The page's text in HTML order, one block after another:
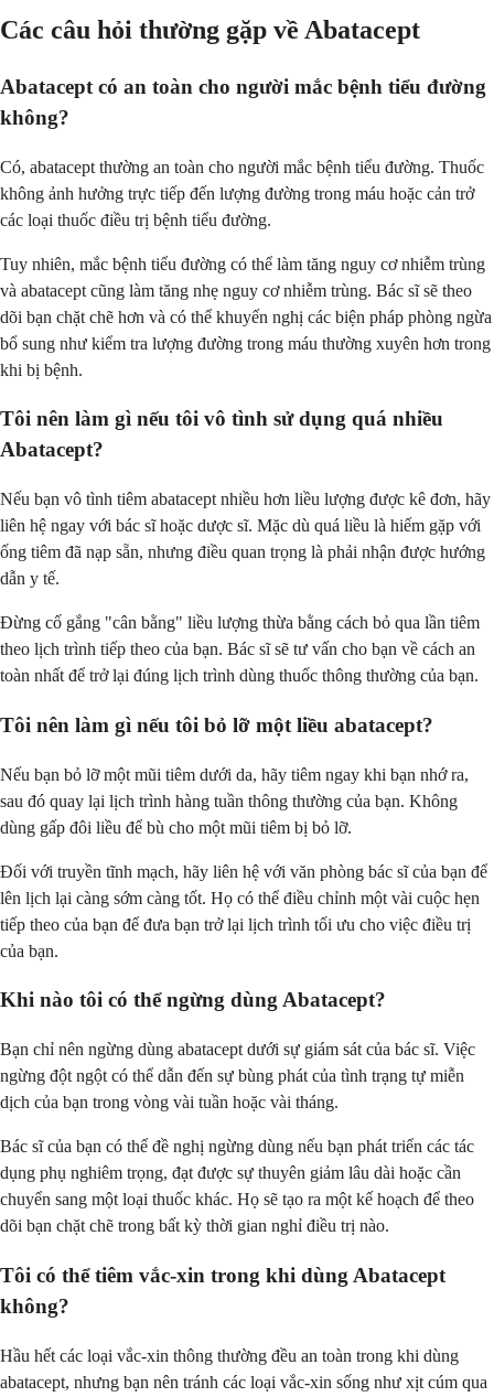
Các câu hỏi thường gặp về Abatacept
Abatacept có an toàn cho người mắc bệnh tiểu đường
không?
Có, abatacept thường an toàn cho người mắc bệnh tiểu đường. Thuốc
không ảnh hưởng trực tiếp đến lượng đường trong máu hoặc cản trở
các loại thuốc điều trị bệnh tiểu đường.
Tuy nhiên, mắc bệnh tiểu đường có thể làm tăng nguy cơ nhiễm trùng
và abatacept cũng làm tăng nhẹ nguy cơ nhiễm trùng. Bác sĩ sẽ theo
dõi bạn chặt chẽ hơn và có thể khuyến nghị các biện pháp phòng ngừa
bổ sung như kiểm tra lượng đường trong máu thường xuyên hơn trong
khi bị bệnh.
Tôi nên làm gì nếu tôi vô tình sử dụng quá nhiều
Abatacept?
Nếu bạn vô tình tiêm abatacept nhiều hơn liều lượng được kê đơn, hãy
liên hệ ngay với bác sĩ hoặc dược sĩ. Mặc dù quá liều là hiếm gặp với
ống tiêm đã nạp sẵn, nhưng điều quan trọng là phải nhận được hướng
dẫn y tế.
Đừng cố gắng "cân bằng" liều lượng thừa bằng cách bỏ qua lần tiêm
theo lịch trình tiếp theo của bạn. Bác sĩ sẽ tư vấn cho bạn về cách an
toàn nhất để trở lại đúng lịch trình dùng thuốc thông thường của bạn.
Tôi nên làm gì nếu tôi bỏ lỡ một liều abatacept?
Nếu bạn bỏ lỡ một mũi tiêm dưới da, hãy tiêm ngay khi bạn nhớ ra,
sau đó quay lại lịch trình hàng tuần thông thường của bạn. Không
dùng gấp đôi liều để bù cho một mũi tiêm bị bỏ lỡ.
Đối với truyền tĩnh mạch, hãy liên hệ với văn phòng bác sĩ của bạn để
lên lịch lại càng sớm càng tốt. Họ có thể điều chỉnh một vài cuộc hẹn
tiếp theo của bạn để đưa bạn trở lại lịch trình tối ưu cho việc điều trị
của bạn.
Khi nào tôi có thể ngừng dùng Abatacept?
Bạn chỉ nên ngừng dùng abatacept dưới sự giám sát của bác sĩ. Việc
ngừng đột ngột có thể dẫn đến sự bùng phát của tình trạng tự miễn
dịch của bạn trong vòng vài tuần hoặc vài tháng.
Bác sĩ của bạn có thể đề nghị ngừng dùng nếu bạn phát triển các tác
dụng phụ nghiêm trọng, đạt được sự thuyên giảm lâu dài hoặc cần
chuyển sang một loại thuốc khác. Họ sẽ tạo ra một kế hoạch để theo
dõi bạn chặt chẽ trong bất kỳ thời gian nghỉ điều trị nào.
Tôi có thể tiêm vắc-xin trong khi dùng Abatacept
không?
Hầu hết các loại vắc-xin thông thường đều an toàn trong khi dùng
abatacept, nhưng bạn nên tránh các loại vắc-xin sống như xịt cúm qua